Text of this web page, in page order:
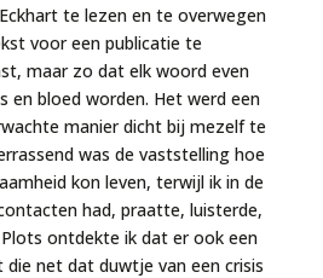
te lezen en te overwegen
voor een publicatie te
maar zo dat elk woord even
en bloed worden. Het werd een
manier dicht bij mezelf te
was de vaststelling hoe
kon leven, terwijl ik in de
had, praatte, luisterde,
ontdekte ik dat er ook een
net dat duwtje van een crisis